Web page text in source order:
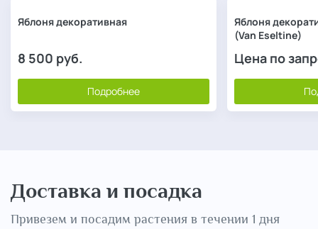
Яблоня декоративная
8 500 руб.
Подробнее
Яблоня
(Van Eseltine)
Цена по
Доставка и посадка
Привезем и посадим растения в течении 1 дня